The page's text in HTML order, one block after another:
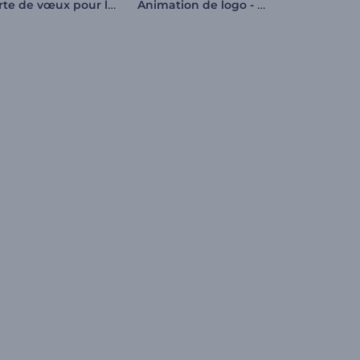
Carte de vœux pour la fête du travail Animation de logo - Glitch rapide